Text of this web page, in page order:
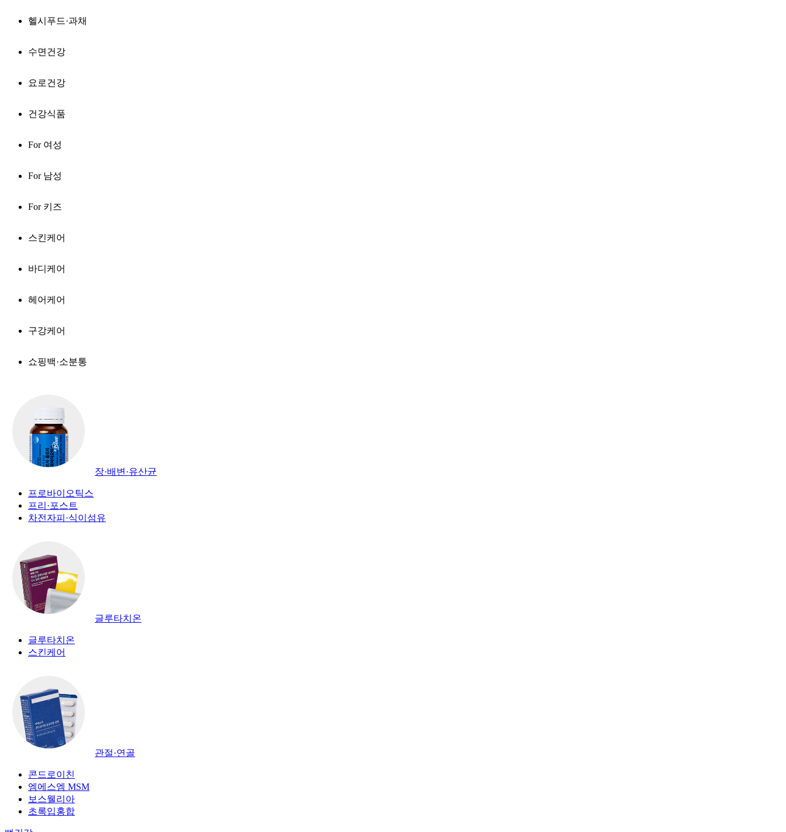
헬시푸드·과채
수면건강
요로건강
건강식품
For 여성
For 남성
For 키즈
스킨케어
바디케어
헤어케어
구강케어
쇼핑백·소분통
장·배변·유산균
프로바이오틱스
프리·포스트
차전자피·식이섬유
글루타치온
글루타치온
스킨케어
관절·연골
콘드로이친
엠에스엠 MSM
보스웰리아
초록입홍합